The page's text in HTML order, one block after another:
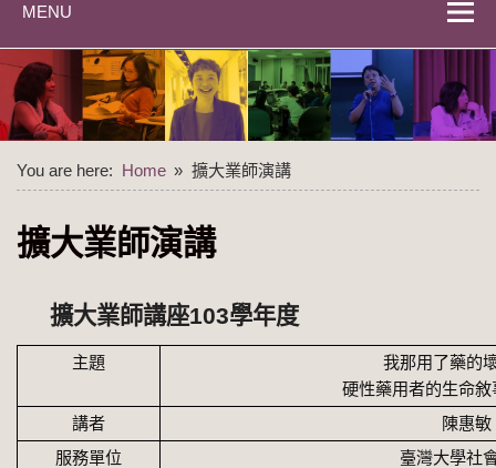
MENU
You are here: Home 擴大業師演講
擴大業師演講
擴大業師講座103學年度
主題
我那用了藥的
硬性藥用者的生命
講者
陳惠敏
服務單位
臺灣大學社